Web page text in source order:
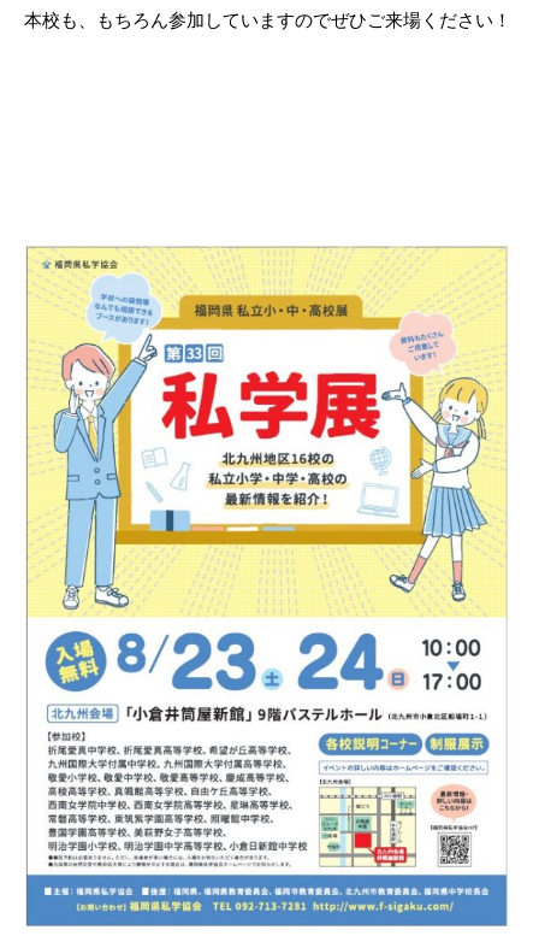
本校も、もちろん参加していますのでぜひご来場ください！